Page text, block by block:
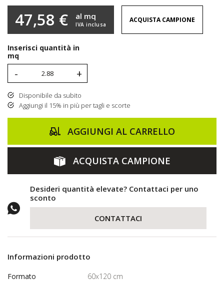
47,58 € IVA inclusa
al mq ACQUISTA CAMPIONE
Inserisci quantità in
mq
- +
Disponibile da subito
Aggiungi il 15% in più per tagli e scorte
AGGIUNGI AL CARRELLO
ACQUISTA CAMPIONE
Desideri quantità elevate? Contattaci per uno
sconto
CONTATTACI
Informazioni prodotto
Formato
60x120 cm